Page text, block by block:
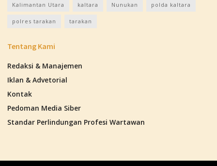
Kalimantan Utara kaltara Nunukan polda kaltara
polres tarakan tarakan
Tentang Kami
Redaksi & Manajemen
Iklan & Advetorial
Kontak
Pedoman Media Siber
Standar Perlindungan Profesi Wartawan